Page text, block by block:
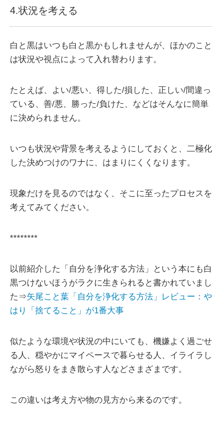
4.状況を考える
白と黒はいつも白と黒かもしれませんが、ほかのこと
は状況や視点によって入れ替わります。
たとえば、よい/悪い、得した/損した、正しい/間違っ
ている、善/悪、勝った/負けた、などはそんなに簡単
に決められません。
いつも状況や背景を考えるようにしておくと、二極化
した決めつけのワナに、はまりにくくなります。
現象だけを見るのではなく、そこに至ったプロセスを
考えてみてください。
********
以前紹介した「自分を浄化する方法」という本にも白
黒つけないほうがラクに生きられると書かれていまし
た⇒矢尾こと葉「自分を浄化する方法」レビュー：や
はり「捨てること」が1番大事
似たような環境や状況の中にいても、機嫌よく過ごせ
る人、穏やかにマイペースで暮らせる人、イライラし
ながら怒りをまき散らす人などさまざまです。
この違いは考え方や物の見方から来るのです。